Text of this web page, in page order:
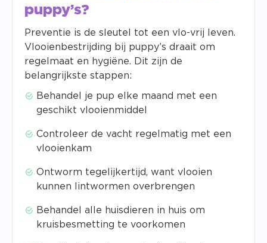
puppy’s?
Preventie is de sleutel tot een vlo-vrij leven.
Vlooienbestrijding bij puppy’s draait om
regelmaat en hygiëne. Dit zijn de
belangrijkste stappen:
Behandel je pup elke maand met een
geschikt vlooienmiddel
Controleer de vacht regelmatig met een
vlooienkam
Ontworm tegelijkertijd, want vlooien
kunnen lintwormen overbrengen
Behandel alle huisdieren in huis om
kruisbesmetting te voorkomen